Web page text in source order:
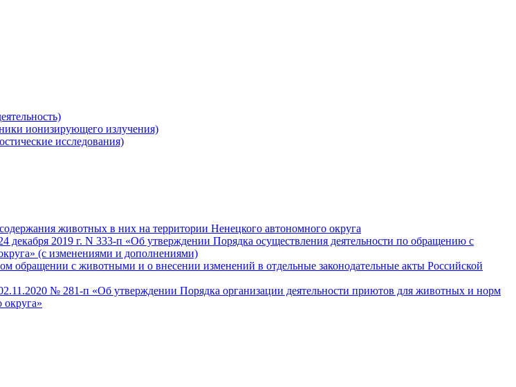
ионизирующего излучения)
исследования)
животных в них на территории Ненецкого автономного округа
2019 г. N 333-п «Об утверждении Порядка осуществления деятельности по обращению с
(с изменениями и дополнениями)
обращении с животными и о внесении изменений в отдельные законодательные акты Российской
№ 281-п «Об утверждении Порядка организации деятельности приютов для животных и норм